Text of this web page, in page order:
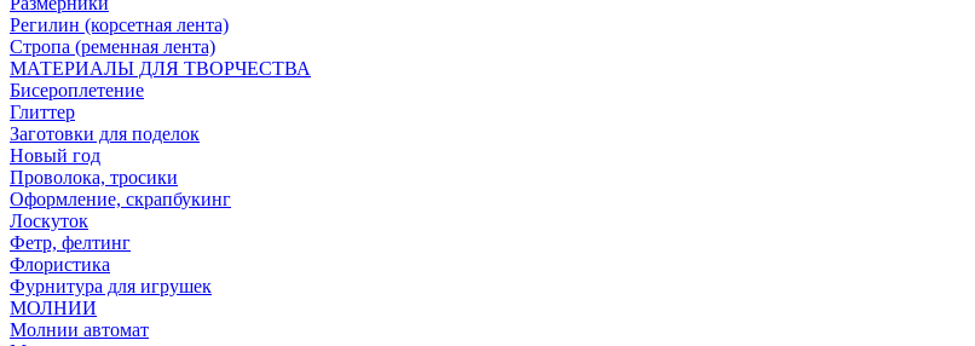
Регилин (корсетная лента)
Стропа (ременная лента)
МАТЕРИАЛЫ ДЛЯ ТВОРЧЕСТВА
Бисероплетение
Глиттер
Заготовки для поделок
Новый год
Проволока, тросики
Оформление, скрапбукинг
Лоскуток
Фетр, фелтинг
Флористика
Фурнитура для игрушек
МОЛНИИ
Молнии автомат